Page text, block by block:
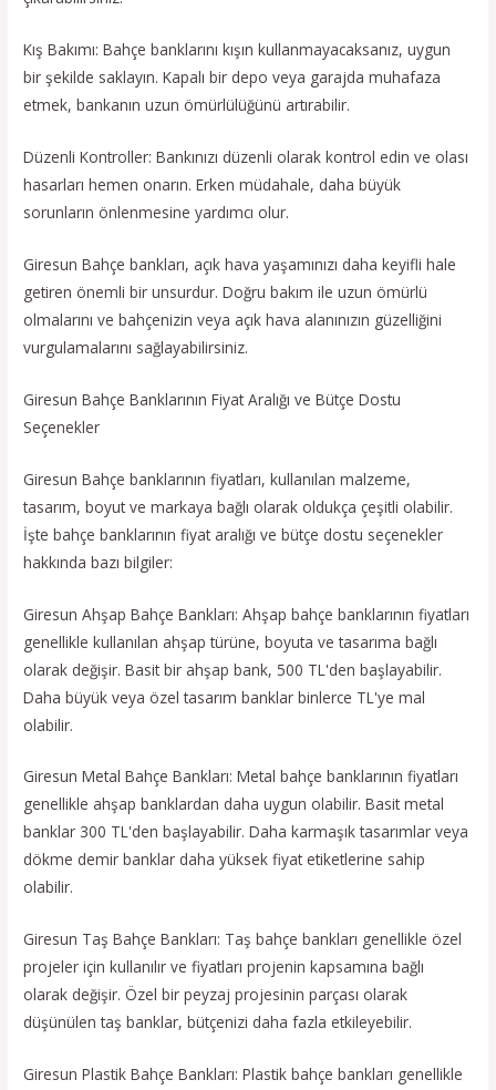
Kış Bakımı: Bahçe banklarını kışın kullanmayacaksanız, uygun
bir şekilde saklayın. Kapalı bir depo veya garajda muhafaza
etmek, bankanın uzun ömürlülüğünü artırabilir.
Düzenli Kontroller: Bankınızı düzenli olarak kontrol edin ve olası
hasarları hemen onarın. Erken müdahale, daha büyük
sorunların önlenmesine yardımcı olur.
Giresun Bahçe bankları, açık hava yaşamınızı daha keyifli hale
getiren önemli bir unsurdur. Doğru bakım ile uzun ömürlü
olmalarını ve bahçenizin veya açık hava alanınızın güzelliğini
vurgulamalarını sağlayabilirsiniz.
Giresun Bahçe Banklarının Fiyat Aralığı ve Bütçe Dostu
Seçenekler
Giresun Bahçe banklarının fiyatları, kullanılan malzeme,
tasarım, boyut ve markaya bağlı olarak oldukça çeşitli olabilir.
İşte bahçe banklarının fiyat aralığı ve bütçe dostu seçenekler
hakkında bazı bilgiler:
Giresun Ahşap Bahçe Bankları: Ahşap bahçe banklarının fiyatları
genellikle kullanılan ahşap türüne, boyuta ve tasarıma bağlı
olarak değişir. Basit bir ahşap bank, 500 TL'den başlayabilir.
Daha büyük veya özel tasarım banklar binlerce TL'ye mal
olabilir.
Giresun Metal Bahçe Bankları: Metal bahçe banklarının fiyatları
genellikle ahşap banklardan daha uygun olabilir. Basit metal
banklar 300 TL'den başlayabilir. Daha karmaşık tasarımlar veya
dökme demir banklar daha yüksek fiyat etiketlerine sahip
olabilir.
Giresun Taş Bahçe Bankları: Taş bahçe bankları genellikle özel
projeler için kullanılır ve fiyatları projenin kapsamına bağlı
olarak değişir. Özel bir peyzaj projesinin parçası olarak
düşünülen taş banklar, bütçenizi daha fazla etkileyebilir.
Giresun Plastik Bahçe Bankları: Plastik bahçe bankları genellikle